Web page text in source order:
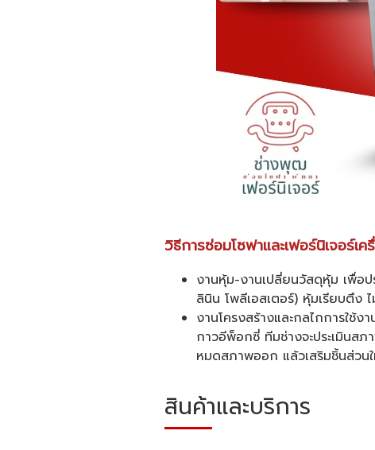
วิธีการซ่อมโซฟาและเฟอร์นิเจอร์
งานหุ้ม-งานเปลี่ยนวัสดุหุ้ม เพื่อ
ลินิน โพลีเอสเตอร์) หุ้มเรียบตึง
งานโครงสร้างและกลไกการใช้
กาวอีพ็อกซี่ ทีมช่างจะประเมินสภ
หมดสภาพออก แล้วเสริมชิ้นส่วน
สินค้าและบริการ